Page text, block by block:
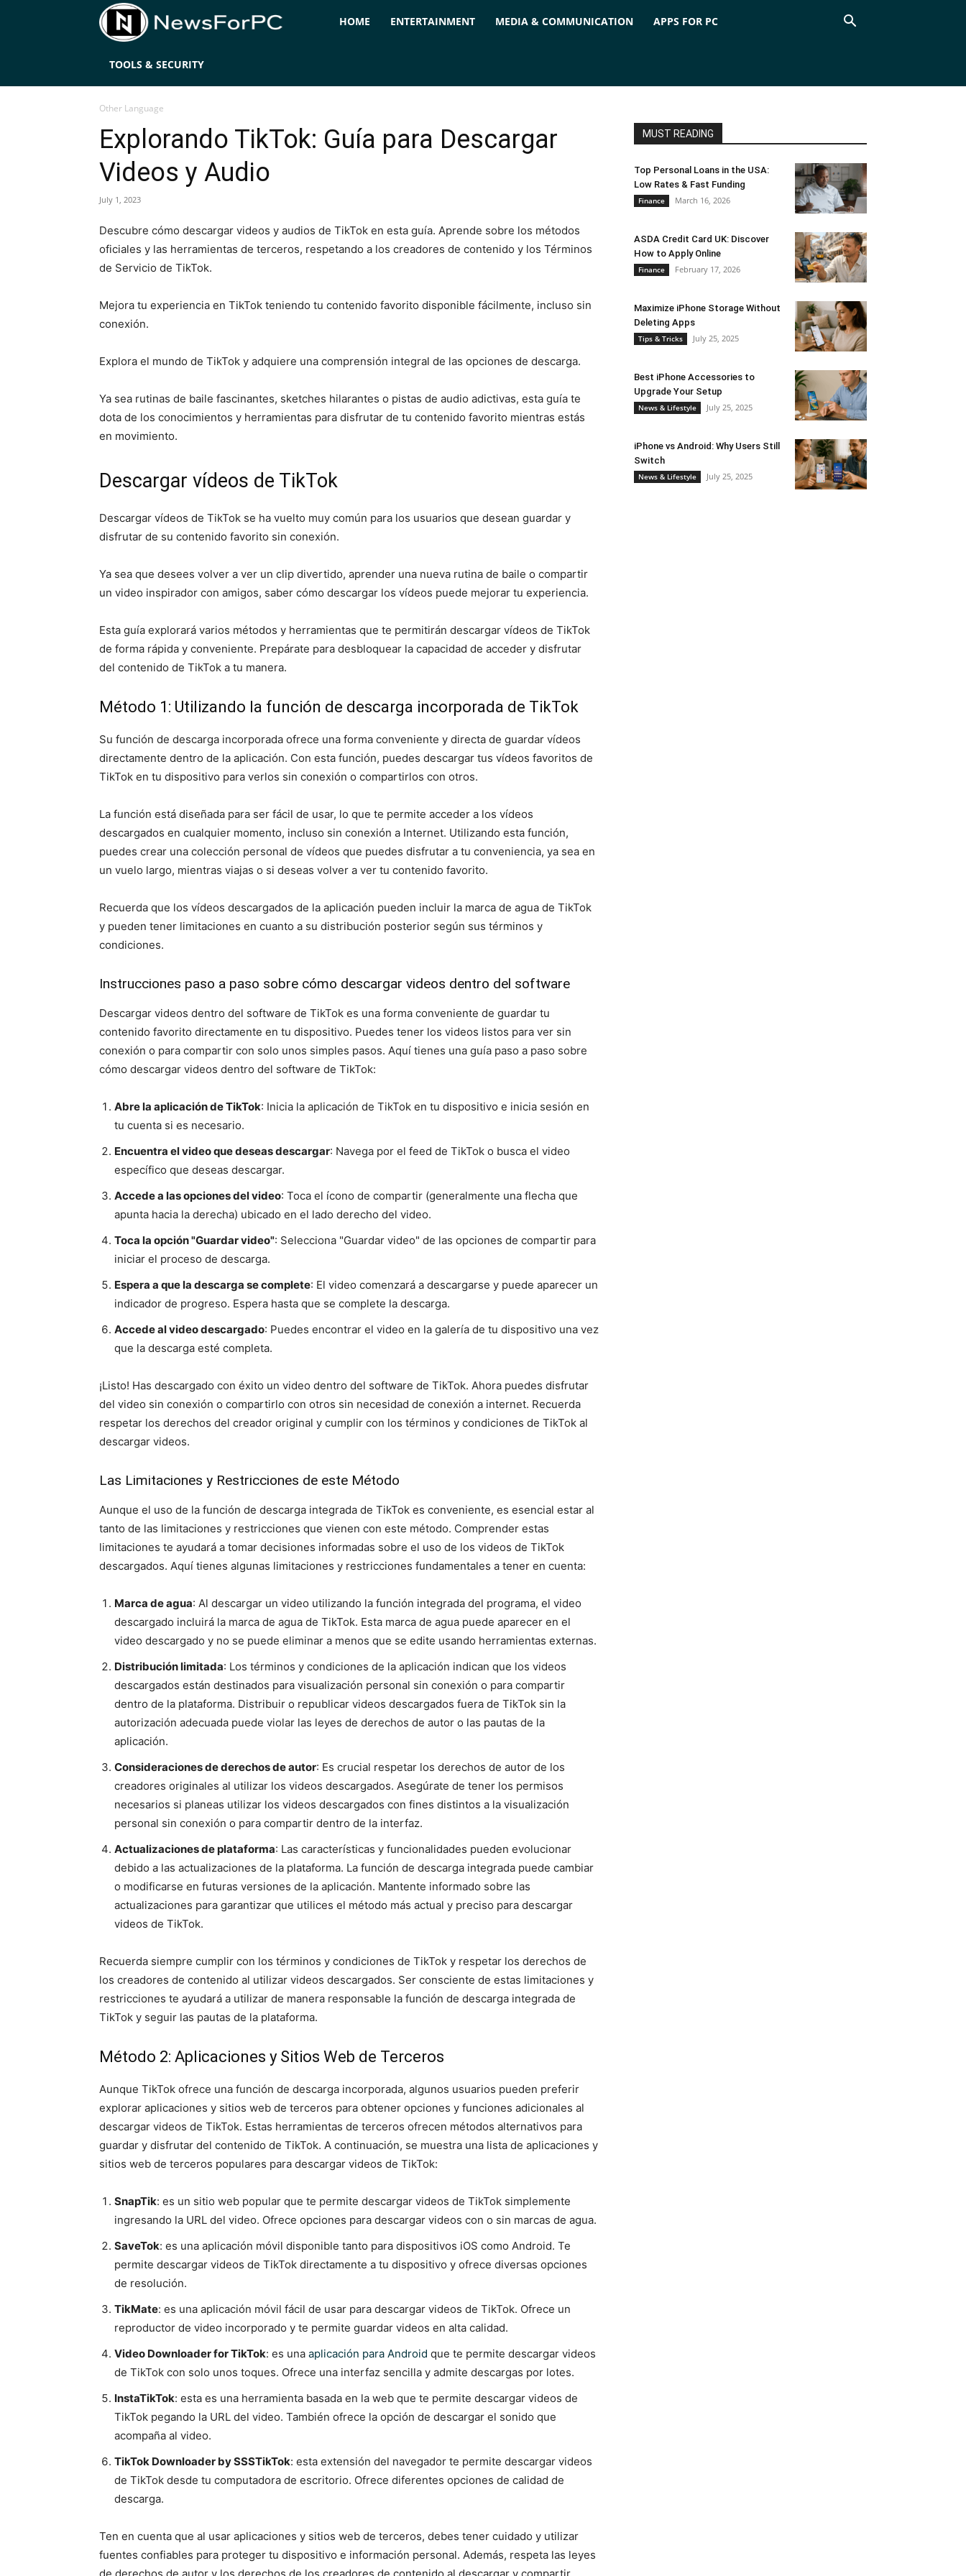
NewsForPCHOME ENTERTAINMENT MEDIA & COMMUNICATION APPS FOR PC
TOOLS & SECURITY
Other Language
Explorando TikTok: Guía para Descargar
Videos y Audio
July 1, 2023
Descubre cómo descargar videos y audios de TikTok en esta guía. Aprende sobre los métodos
oficiales y las herramientas de terceros, respetando a los creadores de contenido y los Términos
de Servicio de TikTok.
Mejora tu experiencia en TikTok teniendo tu contenido favorito disponible fácilmente, incluso sin
conexión.
Explora el mundo de TikTok y adquiere una comprensión integral de las opciones de descarga.
Ya sea rutinas de baile fascinantes, sketches hilarantes o pistas de audio adictivas, esta guía te
dota de los conocimientos y herramientas para disfrutar de tu contenido favorito mientras estás
en movimiento.
Descargar vídeos de TikTok
Descargar vídeos de TikTok se ha vuelto muy común para los usuarios que desean guardar y
disfrutar de su contenido favorito sin conexión.
Ya sea que desees volver a ver un clip divertido, aprender una nueva rutina de baile o compartir
un video inspirador con amigos, saber cómo descargar los vídeos puede mejorar tu experiencia.
Esta guía explorará varios métodos y herramientas que te permitirán descargar vídeos de TikTok
de forma rápida y conveniente. Prepárate para desbloquear la capacidad de acceder y disfrutar
del contenido de TikTok a tu manera.
Método 1: Utilizando la función de descarga incorporada de TikTok
Su función de descarga incorporada ofrece una forma conveniente y directa de guardar vídeos
directamente dentro de la aplicación. Con esta función, puedes descargar tus vídeos favoritos de
TikTok en tu dispositivo para verlos sin conexión o compartirlos con otros.
La función está diseñada para ser fácil de usar, lo que te permite acceder a los vídeos
descargados en cualquier momento, incluso sin conexión a Internet. Utilizando esta función,
puedes crear una colección personal de vídeos que puedes disfrutar a tu conveniencia, ya sea en
un vuelo largo, mientras viajas o si deseas volver a ver tu contenido favorito.
Recuerda que los vídeos descargados de la aplicación pueden incluir la marca de agua de TikTok
y pueden tener limitaciones en cuanto a su distribución posterior según sus términos y
condiciones.
Instrucciones paso a paso sobre cómo descargar videos dentro del software
Descargar videos dentro del software de TikTok es una forma conveniente de guardar tu
contenido favorito directamente en tu dispositivo. Puedes tener los videos listos para ver sin
conexión o para compartir con solo unos simples pasos. Aquí tienes una guía paso a paso sobre
cómo descargar videos dentro del software de TikTok:
Abre la aplicación de TikTok: Inicia la aplicación de TikTok en tu dispositivo e inicia sesión en
tu cuenta si es necesario.
Encuentra el video que deseas descargar: Navega por el feed de TikTok o busca el video
específico que deseas descargar.
Accede a las opciones del video: Toca el ícono de compartir (generalmente una flecha que
apunta hacia la derecha) ubicado en el lado derecho del video.
Toca la opción "Guardar video": Selecciona "Guardar video" de las opciones de compartir para
iniciar el proceso de descarga.
Espera a que la descarga se complete: El video comenzará a descargarse y puede aparecer un
indicador de progreso. Espera hasta que se complete la descarga.
Accede al video descargado: Puedes encontrar el video en la galería de tu dispositivo una vez
que la descarga esté completa.
¡Listo! Has descargado con éxito un video dentro del software de TikTok. Ahora puedes disfrutar
del video sin conexión o compartirlo con otros sin necesidad de conexión a internet. Recuerda
respetar los derechos del creador original y cumplir con los términos y condiciones de TikTok al
descargar videos.
Las Limitaciones y Restricciones de este Método
Aunque el uso de la función de descarga integrada de TikTok es conveniente, es esencial estar al
tanto de las limitaciones y restricciones que vienen con este método. Comprender estas
limitaciones te ayudará a tomar decisiones informadas sobre el uso de los videos de TikTok
descargados. Aquí tienes algunas limitaciones y restricciones fundamentales a tener en cuenta:
Marca de agua: Al descargar un video utilizando la función integrada del programa, el video
descargado incluirá la marca de agua de TikTok. Esta marca de agua puede aparecer en el
video descargado y no se puede eliminar a menos que se edite usando herramientas externas.
Distribución limitada: Los términos y condiciones de la aplicación indican que los videos
descargados están destinados para visualización personal sin conexión o para compartir
dentro de la plataforma. Distribuir o republicar videos descargados fuera de TikTok sin la
autorización adecuada puede violar las leyes de derechos de autor o las pautas de la
aplicación.
Consideraciones de derechos de autor: Es crucial respetar los derechos de autor de los
creadores originales al utilizar los videos descargados. Asegúrate de tener los permisos
necesarios si planeas utilizar los videos descargados con fines distintos a la visualización
personal sin conexión o para compartir dentro de la interfaz.
Actualizaciones de plataforma: Las características y funcionalidades pueden evolucionar
debido a las actualizaciones de la plataforma. La función de descarga integrada puede cambiar
o modificarse en futuras versiones de la aplicación. Mantente informado sobre las
actualizaciones para garantizar que utilices el método más actual y preciso para descargar
videos de TikTok.
Recuerda siempre cumplir con los términos y condiciones de TikTok y respetar los derechos de
los creadores de contenido al utilizar videos descargados. Ser consciente de estas limitaciones y
restricciones te ayudará a utilizar de manera responsable la función de descarga integrada de
TikTok y seguir las pautas de la plataforma.
Método 2: Aplicaciones y Sitios Web de Terceros
Aunque TikTok ofrece una función de descarga incorporada, algunos usuarios pueden preferir
explorar aplicaciones y sitios web de terceros para obtener opciones y funciones adicionales al
descargar videos de TikTok. Estas herramientas de terceros ofrecen métodos alternativos para
guardar y disfrutar del contenido de TikTok. A continuación, se muestra una lista de aplicaciones y
sitios web de terceros populares para descargar videos de TikTok:
SnapTik: es un sitio web popular que te permite descargar videos de TikTok simplemente
ingresando la URL del video. Ofrece opciones para descargar videos con o sin marcas de agua.
SaveTok: es una aplicación móvil disponible tanto para dispositivos iOS como Android. Te
permite descargar videos de TikTok directamente a tu dispositivo y ofrece diversas opciones
de resolución.
TikMate: es una aplicación móvil fácil de usar para descargar videos de TikTok. Ofrece un
reproductor de video incorporado y te permite guardar videos en alta calidad.
Video Downloader for TikTok: es una aplicación para Android que te permite descargar videos
de TikTok con solo unos toques. Ofrece una interfaz sencilla y admite descargas por lotes.
InstaTikTok: esta es una herramienta basada en la web que te permite descargar videos de
TikTok pegando la URL del video. También ofrece la opción de descargar el sonido que
acompaña al video.
TikTok Downloader by SSSTikTok: esta extensión del navegador te permite descargar videos
de TikTok desde tu computadora de escritorio. Ofrece diferentes opciones de calidad de
descarga.
Ten en cuenta que al usar aplicaciones y sitios web de terceros, debes tener cuidado y utilizar
fuentes confiables para proteger tu dispositivo e información personal. Además, respeta las leyes
MUST READING
Top Personal Loans in the USA:
Low Rates & Fast Funding
Finance March 16, 2026
ASDA Credit Card UK: Discover
How to Apply Online
Finance February 17, 2026
Maximize iPhone Storage Without
Deleting Apps
Tips & Tricks July 25, 2025
Best iPhone Accessories to
Upgrade Your Setup
News & Lifestyle July 25, 2025
iPhone vs Android: Why Users Still
Switch
News & Lifestyle July 25, 2025